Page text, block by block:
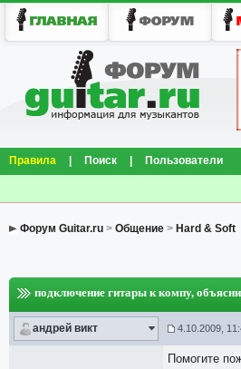
Правила Поиск Пользователи
Форум Guitar.ru > Общение > Hard & Soft
подключение гитары к компу,
андрей викт 4.10.2009,
Помогите